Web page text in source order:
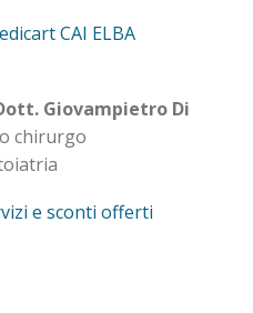
CAI ELBA
Giovampietro Di
chirurgo
e sconti offerti